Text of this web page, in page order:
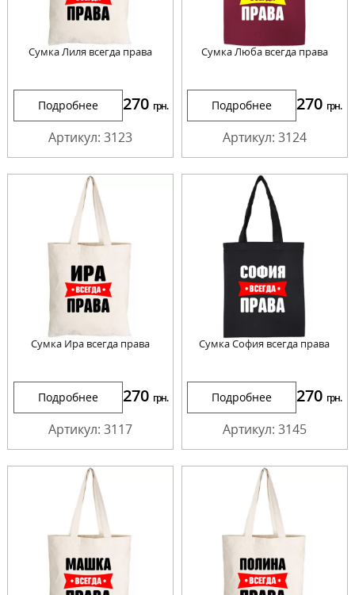
Сумка Лиля всегда права
Подробнее 270 грн.
Артикул: 3123
Сумка Люба всегда права
Подробнее 270 грн.
Артикул: 3124
Сумка Ира всегда права
Подробнее 270 грн.
Артикул: 3117
Сумка София всегда права
Подробнее 270 грн.
Артикул: 3145